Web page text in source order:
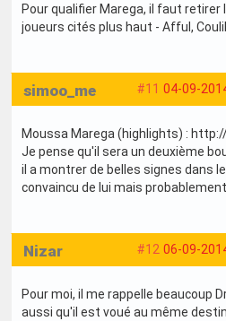
Pour qualifier Marega, il faut retirer
joueurs cités plus haut - Afful,
#11 04-09-
simoo_me
Moussa Marega (highlights) :
Je pense qu'il sera un deuxième
il a montrer de belles signes dans
convaincu de lui mais
#12 06-09-
Nizar
Pour moi, il me rappelle beaucoup
aussi qu'il est voué au même